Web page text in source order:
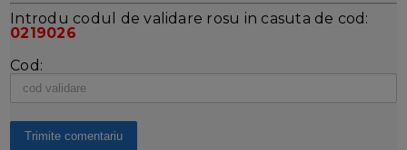
Introdu codul de validare rosu in casuta de cod:
0219026
Cod: